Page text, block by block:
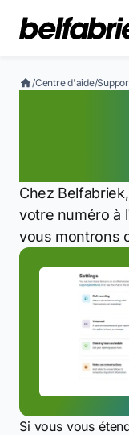
/Centre d'aide/
Chez
votre numéro à
vous montrons
Si vous vous